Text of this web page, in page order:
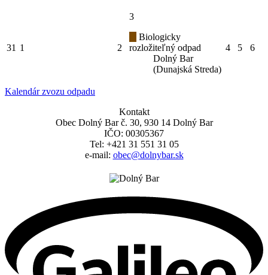
31 1 2
3
Biologicky
rozložiteľný odpad
Dolný Bar
(Dunajská Streda)
4 5 6
Kalendár zvozu odpadu
Kontakt
Obec Dolný Bar č. 30, 930 14 Dolný Bar
IČO: 00305367
Tel: +421 31 551 31 05
e-mail: obec@dolnybar.sk